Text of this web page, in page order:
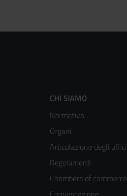
Footer
menù
colonna
3
CHI SIAMO
Normativa
Organi
Articolazione degli uffici
Regolamenti
Chambers of commerce